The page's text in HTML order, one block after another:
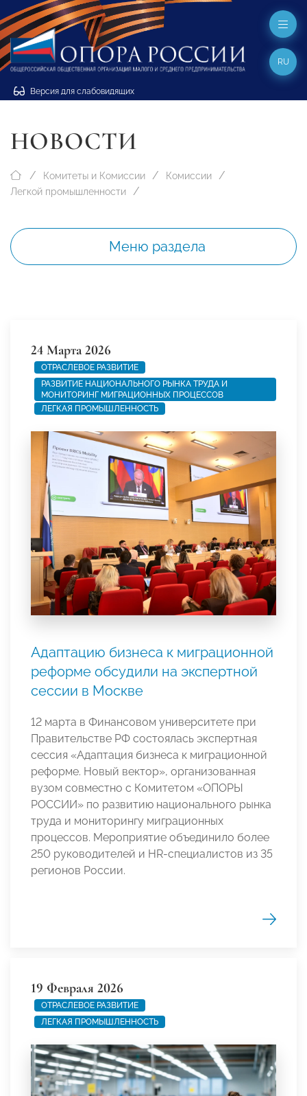
Версия для слабовидящих
RU
НОВОСТИ
Комитеты и Комиссии
Комиссии
Легкой промышленности
Меню раздела
24 Марта 2026
ОТРАСЛЕВОЕ РАЗВИТИЕ
РАЗВИТИЕ НАЦИОНАЛЬНОГО РЫНКА ТРУДА И
МОНИТОРИНГ МИГРАЦИОННЫХ ПРОЦЕССОВ
ЛЕГКАЯ ПРОМЫШЛЕННОСТЬ
Адаптацию бизнеса к миграционной
реформе обсудили на экспертной
сессии в Москве
12 марта в Финансовом университете при
Правительстве РФ состоялась экспертная
сессия «Адаптация бизнеса к миграционной
реформе. Новый вектор», организованная
вузом совместно с Комитетом «ОПОРЫ
РОССИИ» по развитию национального рынка
труда и мониторингу миграционных
процессов. Мероприятие объединило более
250 руководителей и HR-специалистов из 35
регионов России.
19 Февраля 2026
ОТРАСЛЕВОЕ РАЗВИТИЕ
ЛЕГКАЯ ПРОМЫШЛЕННОСТЬ